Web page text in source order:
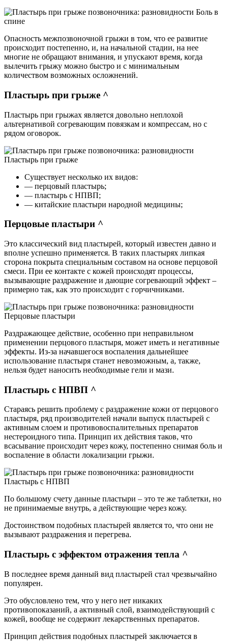
Боль в
спине
Опасность межпозвоночной грыжи в том, что ее развитие
происходит постепенно, и, на начальной стадии, на нее
многие не обращают внимания, и упускают время, когда
вылечить грыжу можно быстро и с минимальным
количеством возможных осложнений.
Пластырь при грыже ^
Пластырь при грыжах является довольно неплохой
альтернативой согревающим повязкам и компрессам, но с
рядом оговорок.
Пластырь при грыже
Существует несколько их видов:
— перцовый пластырь;
— пластырь с НПВП;
— китайские пластыри народной медицины;
Перцовые пластыри ^
Это классический вид пластырей, который известен давно и
вполне успешно применяется. В таких пластырях липкая
сторона покрыта специальным составом на основе перцовой
смеси. При ее контакте с кожей происходят процессы,
вызывающие раздражение и дающие согревающий эффект –
примерно так, как это происходит с горчичниками.
Перцовые пластыри
Раздражающее действие, особенно при неправильном
применении перцового пластыря, может иметь и негативные
эффекты. Из-за начавшегося воспаления дальнейшее
использование пластыря станет невозможным, а, также,
нельзя будет наносить необходимые гели и мази.
Пластырь с НПВП ^
Стараясь решить проблему с раздражение кожи от перцового
пластыря, ряд производителей начали выпуск пластырей с
активным слоем и противовоспалительных препаратов
нестероидного типа. Принцип их действия таков, что
всасывание происходит через кожу, постепенно снимая боль и
воспаление в области локализации грыжи.
Пластырь с НПВП
По большому счету данные пластыри – это те же таблетки, но
не принимаемые внутрь, а действующие через кожу.
Достоинством подобных пластырей является то, что они не
вызывают раздражения и перегрева.
Пластырь с эффектом отражения тепла ^
В последнее время данный вид пластырей стал чрезвычайно
популярен.
Это обусловлено тем, что у него нет никаких
противопоказаний, а активный слой, взаимодействующий с
кожей, вообще не содержит лекарственных препаратов.
Принцип действия подобных пластырей заключается в